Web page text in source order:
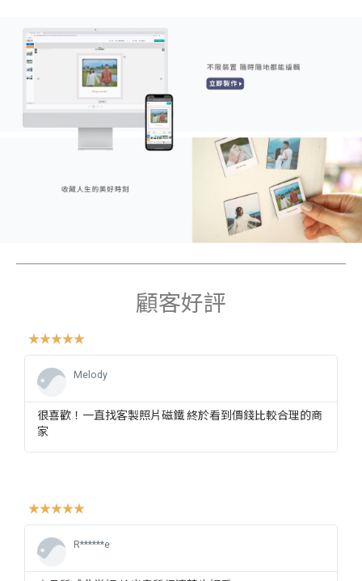
顧客好評
☆☆☆☆☆
Melody
很喜歡！一直找客製照片磁鐵 終於看到價錢比較合理的商
家
☆☆☆☆☆
R******e